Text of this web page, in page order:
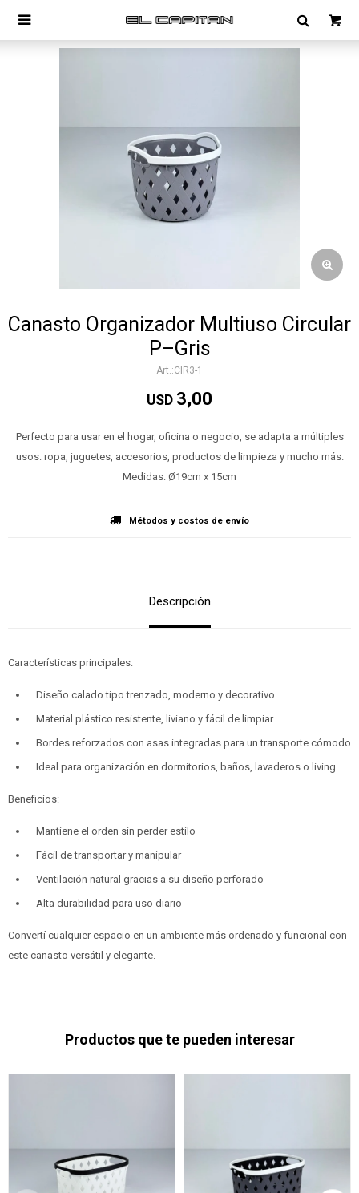

Canasto Organizador Multiuso Circular
P–Gris
CIR3-1
USD 3,00
Perfecto para usar en el hogar, oficina o negocio, se adapta a múltiples
usos: ropa, juguetes, accesorios, productos de limpieza y mucho más.
Medidas: Ø19cm x 15cm
Métodos y costos de envío
Descripción
Características principales:
Diseño calado tipo trenzado, moderno y decorativo
Material plástico resistente, liviano y fácil de limpiar
Bordes reforzados con asas integradas para un transporte cómodo
Ideal para organización en dormitorios, baños, lavaderos o living
Beneficios:
Mantiene el orden sin perder estilo
Fácil de transportar y manipular
Ventilación natural gracias a su diseño perforado
Alta durabilidad para uso diario
Convertí cualquier espacio en un ambiente más ordenado y funcional con
este canasto versátil y elegante.
Productos que te pueden interesar